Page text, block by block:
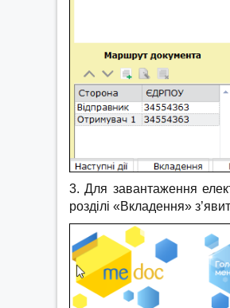
3. Для завантаження
розділі «Вкладення»